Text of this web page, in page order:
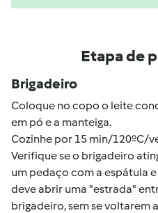
Etapa de
Brigadeiro
Coloque no copo o leite
em pó e a manteiga.
Cozinhe por 15 min/120ºC/
Verifique se o brigadeiro
um pedaço com a espátula
deve abrir uma "estrada"
brigadeiro, sem se voltarem